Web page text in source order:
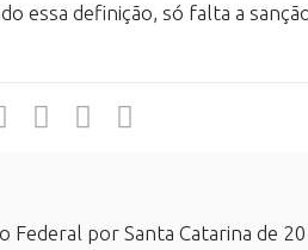
essa definição, só falta a
por Santa Catarina de